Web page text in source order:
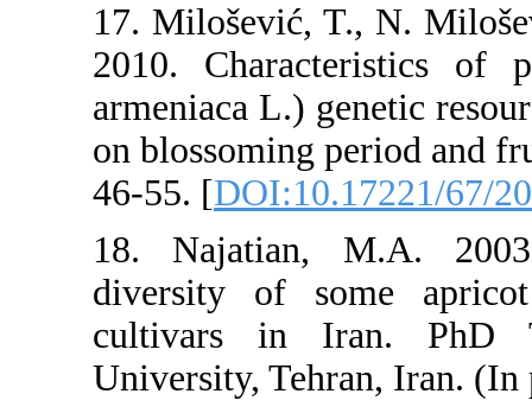
17. Milošević,
2010.
armeniaca L.)
on blossoming
46-55. [
18.
diversity of
cultivars in
University,